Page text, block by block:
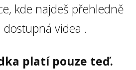
kde najdeš přehledně
videa .
platí pouze teď.